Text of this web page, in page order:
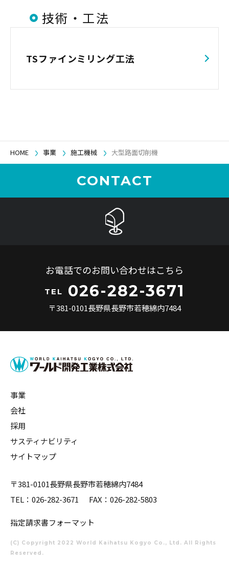
技術・工法
TSファインミリング工法
HOME 事業 施工機械 大型路面切削機
CONTACT
お電話でのお問い合わせはこちら
TEL 026-282-3671
〒381-0101長野県長野市若穂綿内7484
事業
会社
採用
サスティナビリティ
サイトマップ
〒381-0101長野県長野市若穂綿内7484
TEL： 026-282-3671 FAX：026-282-5803
指定請求書フォーマット
(C) Copyright 2022 World Kaihatsu Kogyo Co., Ltd. All Rights
Reserved.